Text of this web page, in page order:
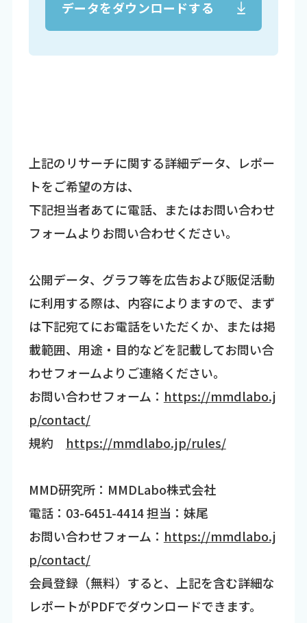
データをダウンロードする
上記のリサーチに関する詳細データ、レポー
トをご希望の方は、
下記担当者あてに電話、またはお問い合わせ
フォームよりお問い合わせください。
公開データ、グラフ等を広告および販促活動
に利用する際は、内容によりますので、まず
は下記宛てにお電話をいただくか、または掲
載範囲、用途・目的などを記載してお問い合
わせフォームよりご連絡ください。
お問い合わせフォーム： https://mmdlabo.j
p/contact/
規約 https://mmdlabo.jp/rules/
MMD研究所：MMDLabo株式会社
電話：03-6451-4414 担当：妹尾
お問い合わせフォーム： https://mmdlabo.j
p/contact/
会員登録（無料）すると、上記を含む詳細な
レポートがPDFでダウンロードできます。